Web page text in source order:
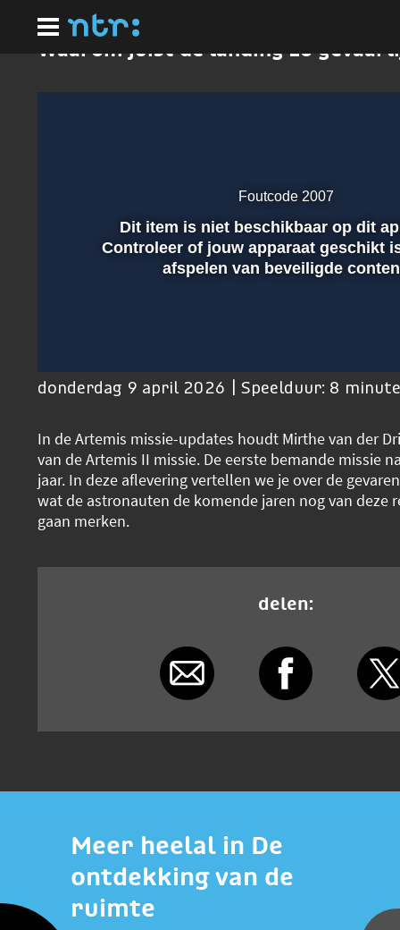
hoofdinhoud
Waarom juist de landing zo
Afspelen
Foutcode 2007
Dit item is niet beschikbaar op dit
Controleer of jouw apparaat geschikt
afspelen van beveiligde
donderdag 9 april 2026 | Speelduur: 8
In de Artemis missie-updates houdt Mirthe van der
van de Artemis II missie. De eerste bemande missie
jaar. In deze aflevering vertellen we je over de
wat de astronauten de komende jaren nog van deze
gaan merken.
delen:
Meer heelal in De
ontdekking van de
ruimte